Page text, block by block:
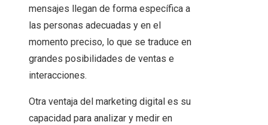
mensajes llegan de forma específica a
las personas adecuadas y en el
momento preciso, lo que se traduce en
grandes posibilidades de ventas e
interacciones.
Otra ventaja del marketing digital es su
capacidad para analizar y medir en